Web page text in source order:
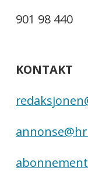
901 98 440
KONTAKT